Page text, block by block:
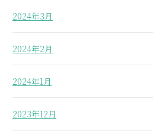
2024年3月
2024年2月
2024年1月
2023年12月